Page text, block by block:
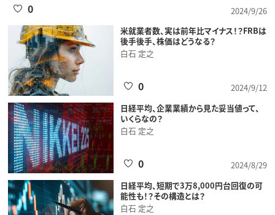
2024/9/26
0
米就業者数、実は前年比マイナス！？FRBは
後手後手、株価はどうなる？
白石 定之
2024/9/12
0
日経平均、企業業績から見た妥当値って、
いくらなの？
白石 定之
2024/8/29
0
日経平均、短期で3万8,000円台回復の可
能性も！？その構造とは？
白石 定之